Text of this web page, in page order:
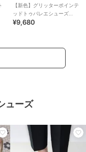
【新色】グリッターポインテ
ッドトゥバレエシューズ
(B9601A)
¥9,680
ューズ